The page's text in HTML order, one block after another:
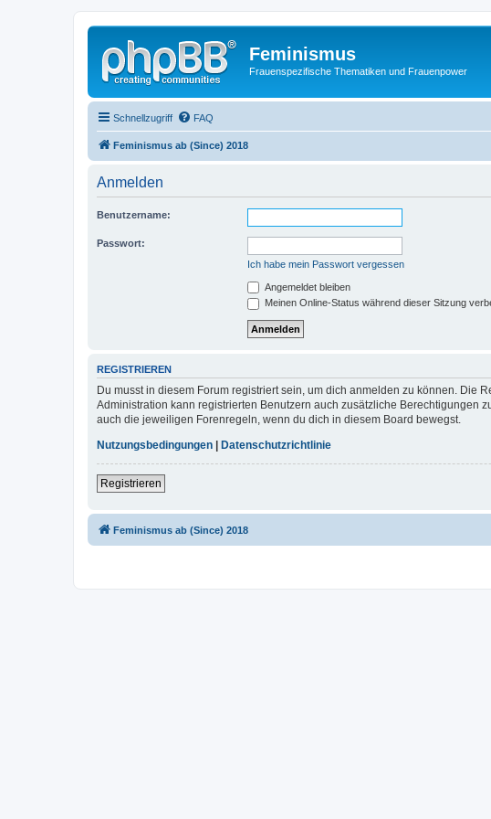
Feminismus
Frauenspezifische Thematiken und Frauenpower
Schnellzugriff FAQ
Feminismus ab (Since) 2018
Anmelden
Benutzername:
Passwort:
Ich habe mein Passwort vergessen
Angemeldet bleiben
Meinen Online-Status während dieser Sitzung
REGISTRIEREN
Du musst in diesem Forum registriert sein, um dich anmelden zu können. Die
Administration kann registrierten Benutzern auch zusätzliche Berechtigungen
auch die jeweiligen Forenregeln, wenn du dich in diesem Board bewegst.
Nutzungsbedingungen
Datenschutzrichtlinie
Registrieren
Feminismus ab (Since) 2018